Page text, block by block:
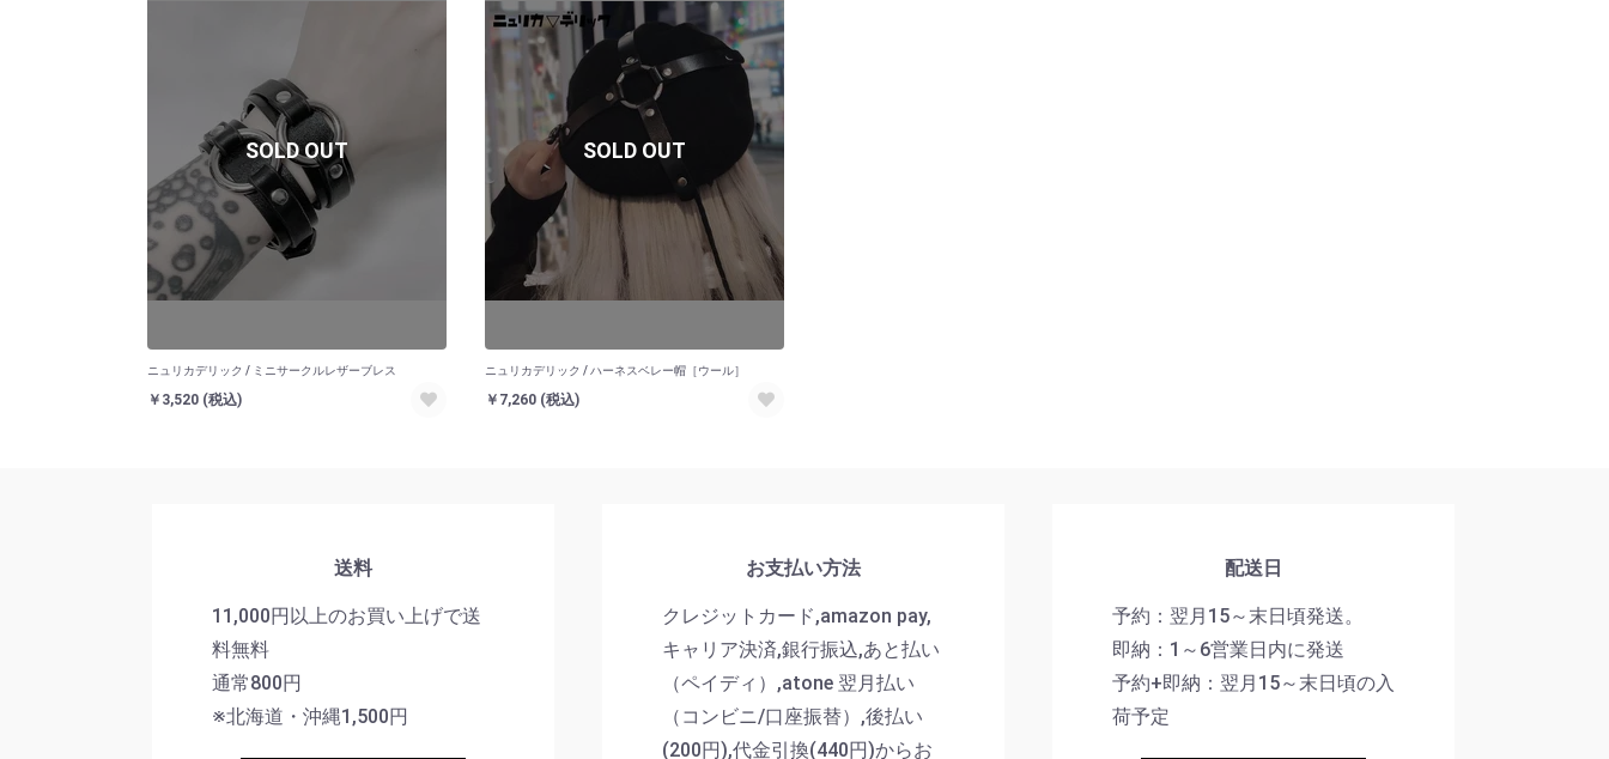
SOLD OUT
ニュリカデリック / ミニサークルレザーブレス
￥3,520 (税込)
SOLD OUT
ニュリカデリック / ハーネスベレー帽［ウール］
￥7,260 (税込)
送料
11,000円以上のお買い上げで送
料無料
通常800円
※北海道・沖縄1,500円
お支払い方法
クレジットカード,amazon pay,
キャリア決済,銀行振込,あと払い
（ペイディ）,atone 翌月払い
（コンビニ/口座振替）,後払い
(200円),代金引換(440円)からお
配送日
予約：翌月15～末日頃発送。
即納：1～6営業日内に発送
予約+即納：翌月15～末日頃の入
荷予定